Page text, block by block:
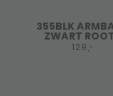
355BLK
ZWART
129,-